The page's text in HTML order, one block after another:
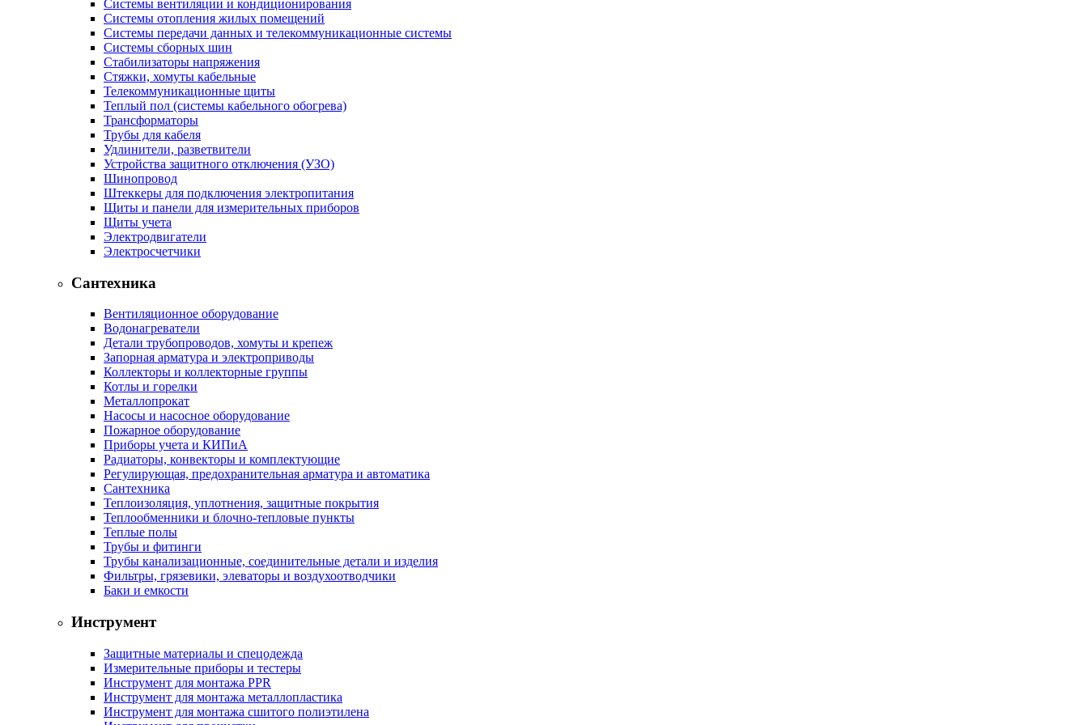
Системы вентиляции и кондиционирования
Системы отопления жилых помещений
Системы передачи данных и телекоммуникационные системы
Системы сборных шин
Стабилизаторы напряжения
Стяжки, хомуты кабельные
Телекоммуникационные щиты
Теплый пол (системы кабельного обогрева)
Трансформаторы
Трубы для кабеля
Удлинители, разветвители
Устройства защитного отключения (УЗО)
Шинопровод
Штеккеры для подключения электропитания
Щиты и панели для измерительных приборов
Щиты учета
Электродвигатели
Электросчетчики
Сантехника
Вентиляционное оборудование
Водонагреватели
Детали трубопроводов, хомуты и крепеж
Запорная арматура и электроприводы
Коллекторы и коллекторные группы
Котлы и горелки
Металлопрокат
Насосы и насосное оборудование
Пожарное оборудование
Приборы учета и КИПиА
Радиаторы, конвекторы и комплектующие
Регулирующая, предохранительная арматура и автоматика
Сантехника
Теплоизоляция, уплотнения, защитные покрытия
Теплообменники и блочно-тепловые пункты
Теплые полы
Трубы и фитинги
Трубы канализационные, соединительные детали и изделия
Фильтры, грязевики, элеваторы и воздухоотводчики
Баки и емкости
Инструмент
Защитные материалы и спецодежда
Измерительные приборы и тестеры
Инструмент для монтажа PPR
Инструмент для монтажа металлопластика
Инструмент для монтажа сшитого полиэтилена